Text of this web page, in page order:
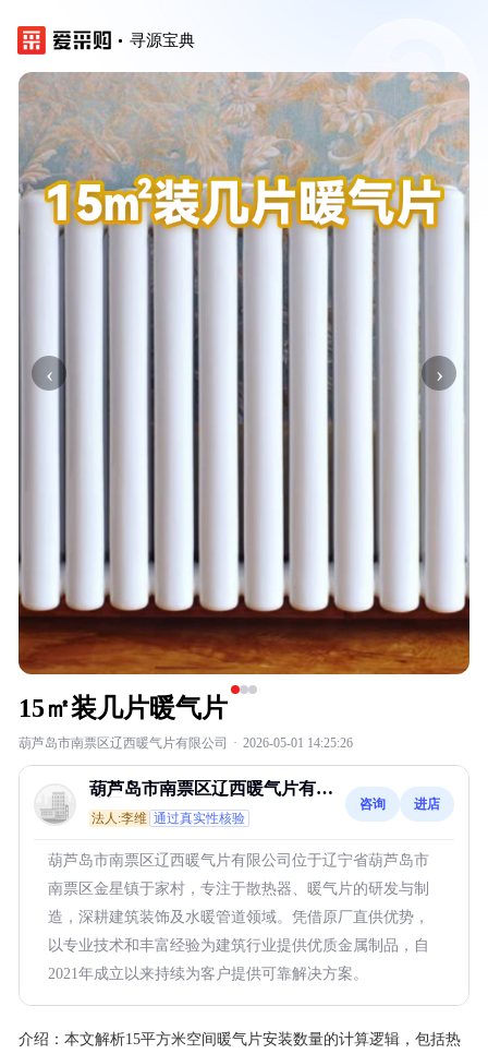
寻源宝典
‹ ›
15㎡装几片暖气片
葫芦岛市南票区辽西暖气片有限公司 · 2026-05-01 14:25:26
葫芦岛市南票区辽西暖气片有限
公司
法人:李维 通过真实性核验
咨询 进店
葫芦岛市南票区辽西暖气片有限公司位于辽宁省葫芦岛市
南票区金星镇于家村，专注于散热器、暖气片的研发与制
造，深耕建筑装饰及水暖管道领域。凭借原厂直供优势，
以专业技术和丰富经验为建筑行业提供优质金属制品，自
2021年成立以来持续为客户提供可靠解决方案。
介绍： 本文解析15平方米空间暖气片安装数量的计算逻辑，包括热